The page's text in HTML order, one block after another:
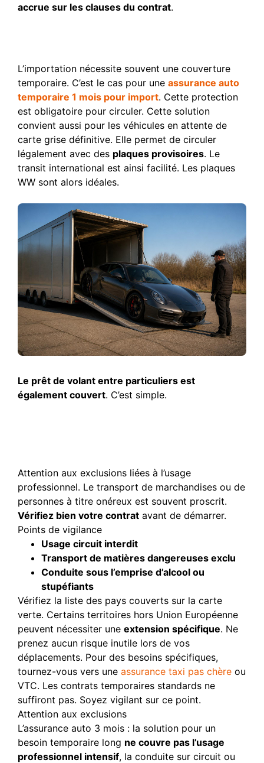
accrue sur les clauses du contrat.
L’importation nécessite souvent une couverture
temporaire. C’est le cas pour une assurance auto
temporaire 1 mois pour import. Cette protection
est obligatoire pour circuler. Cette solution
convient aussi pour les véhicules en attente de
carte grise définitive. Elle permet de circuler
légalement avec des plaques provisoires. Le
transit international est ainsi facilité. Les plaques
WW sont alors idéales.
Le prêt de volant entre particuliers est
également couvert. C’est simple.
Attention aux exclusions liées à l’usage
professionnel. Le transport de marchandises ou de
personnes à titre onéreux est souvent proscrit.
Vérifiez bien votre contrat avant de démarrer.
Points de vigilance
Usage circuit interdit
Transport de matières dangereuses exclu
Conduite sous l’emprise d’alcool ou
stupéfiants
Vérifiez la liste des pays couverts sur la carte
verte. Certains territoires hors Union Européenne
peuvent nécessiter une extension spécifique. Ne
prenez aucun risque inutile lors de vos
déplacements. Pour des besoins spécifiques,
tournez-vous vers une assurance taxi pas chère ou
VTC. Les contrats temporaires standards ne
suffiront pas. Soyez vigilant sur ce point.
Attention aux exclusions
L’assurance auto 3 mois : la solution pour un
besoin temporaire long ne couvre pas l’usage
professionnel intensif, la conduite sur circuit ou